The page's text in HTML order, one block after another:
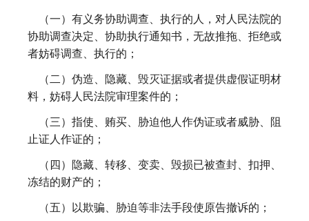
（一）有义务协助调查、执行的人，对人民法院的
协助调查决定、协助执行通知书，无故推拖、拒绝或
者妨碍调查、执行的；
（二）伪造、隐藏、毁灭证据或者提供虚假证明材
料，妨碍人民法院审理案件的；
（三）指使、贿买、胁迫他人作伪证或者威胁、阻
止证人作证的；
（四）隐藏、转移、变卖、毁损已被查封、扣押、
冻结的财产的；
（五）以欺骗、胁迫等非法手段使原告撤诉的；